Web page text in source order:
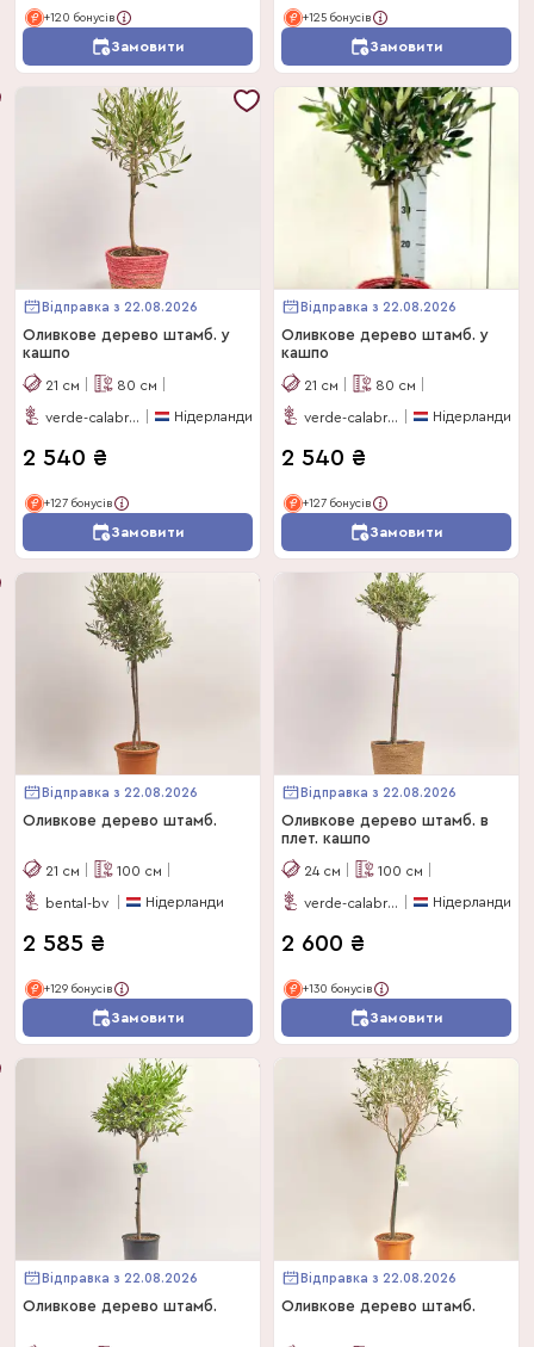
+120 бонусів
Замовити
+125 бонусів
Замовити
Відправка з 22.08.2026
Оливкове дерево штамб. у
кашпо
21 см 80 см
verde-calabria Нідерланди
2 540 ₴
+127 бонусів
Замовити
Відправка з 22.08.2026
Оливкове дерево штамб. у
кашпо
21 см 80 см
verde-calabria Нідерланди
2 540 ₴
+127 бонусів
Замовити
Відправка з 22.08.2026
Оливкове дерево штамб.
21 см 100 см
bental-bv Нідерланди
2 585 ₴
+129 бонусів
Замовити
Відправка з 22.08.2026
Оливкове дерево штамб. в
плет. кашпо
24 см 100 см
verde-calabria Нідерланди
2 600 ₴
+130 бонусів
Замовити
Відправка з 22.08.2026
Оливкове дерево штамб.
Відправка з 22.08.2026
Оливкове дерево штамб.